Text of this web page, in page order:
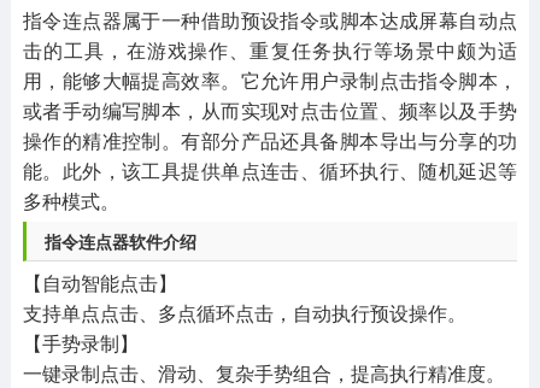
指令连点器属于一种借助预设指令或脚本达成屏幕自动点
击的工具，在游戏操作、重复任务执行等场景中颇为适
用，能够大幅提高效率。它允许用户录制点击指令脚本，
或者手动编写脚本，从而实现对点击位置、频率以及手势
操作的精准控制。有部分产品还具备脚本导出与分享的功
能。此外，该工具提供单点连击、循环执行、随机延迟等
多种模式。
指令连点器软件介绍
【自动智能点击】
支持单点点击、多点循环点击，自动执行预设操作。
【手势录制】
一键录制点击、滑动、复杂手势组合，提高执行精准度。